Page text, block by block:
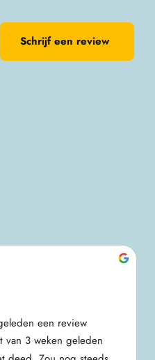
Schrijf een review
personeel en
randvoorwaarden